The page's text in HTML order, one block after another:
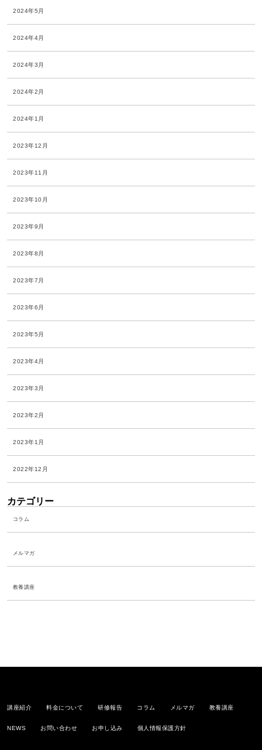
2024年5月
2024年4月
2024年3月
2024年2月
2024年1月
2023年12月
2023年11月
2023年10月
2023年9月
2023年8月
2023年7月
2023年6月
2023年5月
2023年4月
2023年3月
2023年2月
2023年1月
2022年12月
カテゴリー
コラム
メルマガ
教養講座
講座紹介 料金について 研修報告 コラム メルマガ 教養講座
NEWS お問い合わせ お申し込み 個人情報保護方針